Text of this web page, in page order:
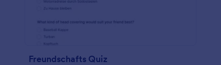
Freundschafts Quiz